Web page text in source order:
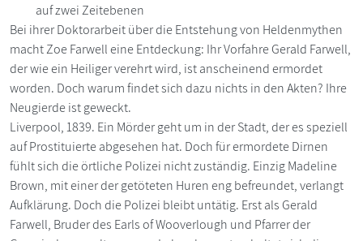
auf zwei Zeitebenen
Bei ihrer Doktorarbeit über die Entstehung von Heldenmythen
macht Zoe Farwell eine Entdeckung: Ihr Vorfahre Gerald Farwell,
der wie ein Heiliger verehrt wird, ist anscheinend ermordet
worden. Doch warum findet sich dazu nichts in den Akten? Ihre
Neugierde ist geweckt.
Liverpool, 1839. Ein Mörder geht um in der Stadt, der es speziell
auf Prostituierte abgesehen hat. Doch für ermordete Dirnen
fühlt sich die örtliche Polizei nicht zuständig. Einzig Madeline
Brown, mit einer der getöteten Huren eng befreundet, verlangt
Aufklärung. Doch die Polizei bleibt untätig. Erst als Gerald
Farwell, Bruder des Earls of Wooverlough und Pfarrer der